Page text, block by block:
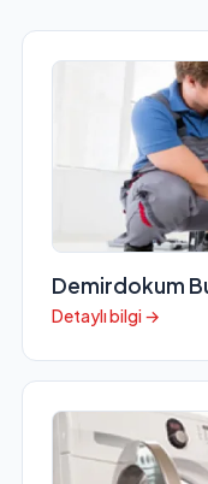
Demirdokum
Detaylı bilgi →